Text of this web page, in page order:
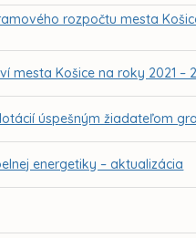
rozpočtu mesta
mesta Košice na roky 2021 –
úspešným žiadateľom
energetiky – aktualizácia